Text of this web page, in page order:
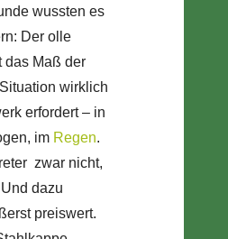
wussten es
Der olle
das Maß der
wirklich
erfordert – in
im Regen.
zwar nicht,
dazu
preiswert.